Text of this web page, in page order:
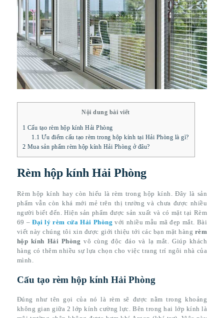
Nội dung bài viết
1 Cấu tạo rèm hộp kính Hải Phòng
1.1 Ưu điểm cấu tạo rèm trong hộp kính tại Hải Phòng là gì?
2 Mua sản phẩm rèm hộp kính Hải Phòng ở đâu?
Rèm hộp kính Hải Phòng
Rèm hộp kính hay còn hiểu là rèm trong hộp kính. Đây là sản
phẩm vẫn còn khá mới mẻ trên thị trường và chưa được nhiều
người biết đến. Hiện sản phẩm được sản xuất và có mặt tại Rèm
69 – Đại lý rèm cửa Hải Phòng với nhiều mẫu mã đẹp mắt. Bài
viết này chúng tôi xin được giới thiệu tới các bạn mặt hàng rèm
hộp kính Hải Phòng vô cùng độc đáo và lạ mắt. Giúp khách
hàng có thêm nhiều sự lựa chọn cho việc trang trí ngôi nhà của
mình.
Cấu tạo rèm hộp kính Hải Phòng
Đúng như tên gọi của nó là rèm sẽ được nằm trong khoảng
không gian giữa 2 lớp kính cường lực. Bên trong hai lớp kính là